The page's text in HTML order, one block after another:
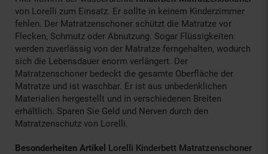
von Lorelli zum Einsatz. Er sollte in keinem Kinderzimmer
fehlen. Der Matratzenschoner schützt die Matratze vor
Flecken, Schmutz oder Abnutzung. Sogar Flüssigkeiten
werden zuverlässig von der Matratze ferngehalten, wodurch
sich die Lebensdauer enorm verlängert. Der
Matratzenschoner bedeckt die gesamte Oberfläche der
Matratze und ist waschbar. Er ist aus unbedenklichen
Materialien hergestellt und in verschiedenen Breiten
erhältlich. Sparen Sie Geld und Nerven durch den
Matratzenschutz von Lorelli.
Besonderheiten Artikel Lorelli Kinderbett Matratzenschoner